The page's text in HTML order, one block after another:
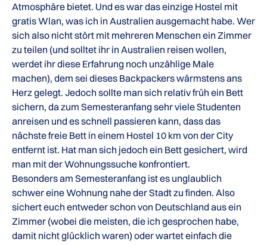
Atmosphäre bietet. Und es war das einzige Hostel mit
gratis Wlan, was ich in Australien ausgemacht habe. Wer
sich also nicht stört mit mehreren Menschen ein Zimmer
zu teilen (und solltet ihr in Australien reisen wollen,
werdet ihr diese Erfahrung noch unzählige Male
machen), dem sei dieses Backpackers wärmstens ans
Herz gelegt. Jedoch sollte man sich relativ früh ein Bett
sichern, da zum Semesteranfang sehr viele Studenten
anreisen und es schnell passieren kann, dass das
nächste freie Bett in einem Hostel 10 km von der City
entfernt ist. Hat man sich jedoch ein Bett gesichert, wird
man mit der Wohnungssuche konfrontiert.
Besonders am Semesteranfang ist es unglaublich
schwer eine Wohnung nahe der Stadt zu finden. Also
sichert euch entweder schon von Deutschland aus ein
Zimmer (wobei die meisten, die ich gesprochen habe,
damit nicht glücklich waren) oder wartet einfach die